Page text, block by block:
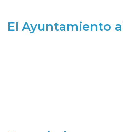
El Ayuntamiento